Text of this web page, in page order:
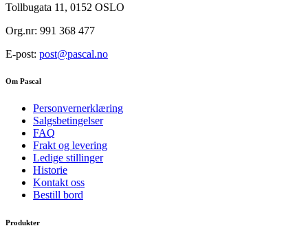
Tollbugata 11, 0152 OSLO
Org.nr: 991 368 477
E-post: post@pascal.no
Om Pascal
Personvernerklæring
Salgsbetingelser
FAQ
Frakt og levering
Ledige stillinger
Historie
Kontakt oss
Bestill bord
Produkter